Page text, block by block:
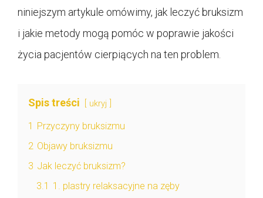
niniejszym artykule omówimy, jak leczyć bruksizm
i jakie metody mogą pomóc w poprawie jakości
życia pacjentów cierpiących na ten problem.
Spis treści ukryj
1 Przyczyny bruksizmu
2 Objawy bruksizmu
3 Jak leczyć bruksizm?
3.1 1. plastry relaksacyjne na zęby